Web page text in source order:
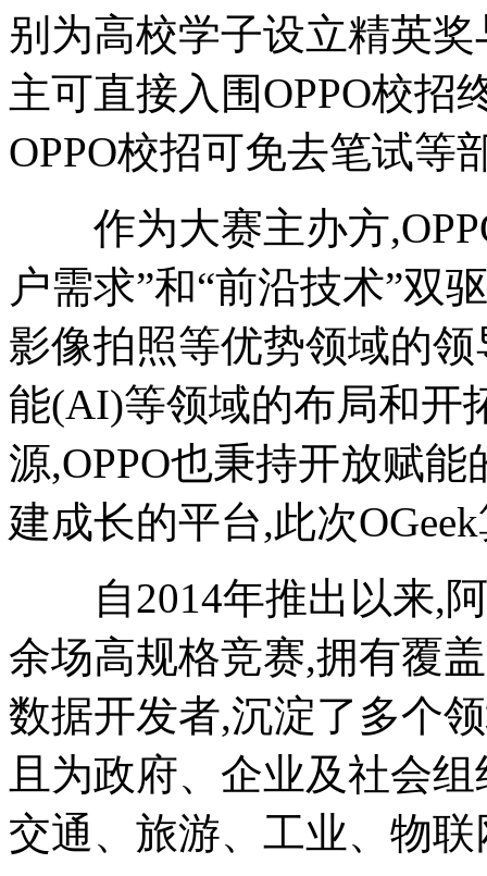
别为高校学子设立精英
主可直接入围OPPO校招
OPPO校招可免去笔试等
作为大赛主办方
户需求”和“前沿技术”双
影像拍照等优势领域的
能(AI)等领域的布局和开
源,OPPO也秉持开放赋
建成长的平台,此次
自2014年推出以来,阿
余场高规格竞赛,拥有覆
数据开发者,沉淀了多个
且为政府、企业及社会
交通、旅游、工业、物